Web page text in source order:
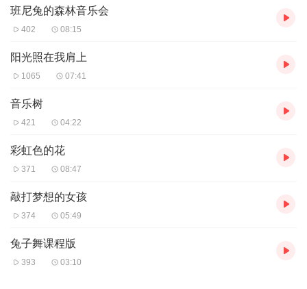
班尼兔的森林音乐会
402 08:15
阳光照在我肩上
1065 07:41
音乐树
421 04:22
彩虹色的花
371 08:47
敲打梦想的女孩
374 05:49
兔子舞课程版
393 03:10